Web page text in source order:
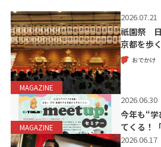
MAGAZINE
2026.07.21
祇園祭 日
京都を歩く
おでかけ
MAGAZINE
2026.06.30
今年も“
てくる！
2026.06.17